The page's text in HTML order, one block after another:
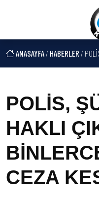
ANASAYFA/ HABERLER / POLİS,
POLİS,
HAKLI
CEZA